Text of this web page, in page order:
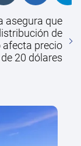
asegura que
de
afecta precio
de 20 dólares